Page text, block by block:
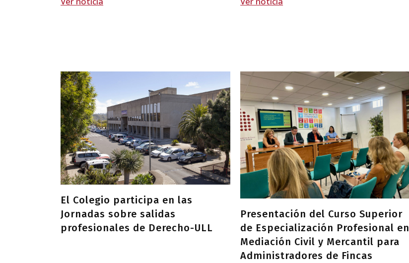
El Colegio participa en las
Jornadas sobre salidas
profesionales de Derecho-ULL
Presentación del Curso Superior
de Especialización Profesional en
Mediación Civil y Mercantil para
Administradores de Fincas